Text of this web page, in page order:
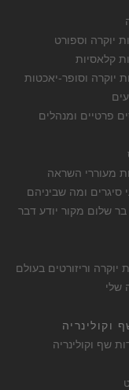
יוקרה וספורט
קלאסיות
יוקרה וסופר-יאכטות
פרטיים ומנהלים
מעוררי השראה
סיגרים ומה שביניהם
שלום מקור יודע דבר
יוקרה וריזורטים בעולם
שלי
וקולינריה
שף וקולינריה